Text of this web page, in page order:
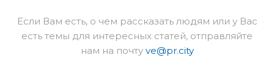
Если Вам есть, о чем рассказать людям или у Вас
есть темы для интересных статей, отправляйте
нам на почту ve@pr.city